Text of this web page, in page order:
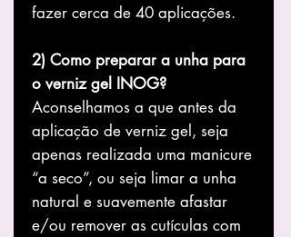
fazer cerca de 40 aplicações.
2) Como preparar a unha para
o verniz gel INOG?
Aconselhamos a que antes da
aplicação de verniz gel, seja
apenas realizada uma manicure
“a seco”, ou seja limar a unha
natural e suavemente afastar
e/ou remover as cutículas com